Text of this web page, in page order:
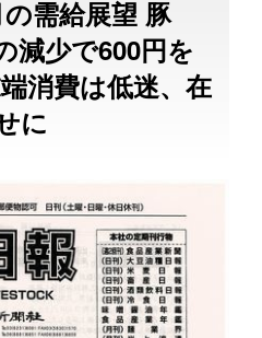
の需給展望 豚
減少で600円を
消費は低迷、在
に